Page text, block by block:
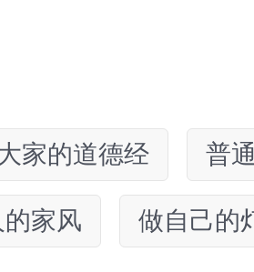
家的道德经 普
家风 做自己的